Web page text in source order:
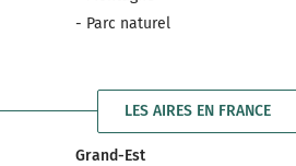
- Parc naturel
LES AIRES EN FRANCE
Grand-Est